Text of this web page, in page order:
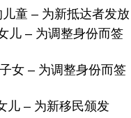
童 – 为新抵达者发放
儿 – 为调整身份而签
女 – 为调整身份而签
儿 – 为新移民颁发